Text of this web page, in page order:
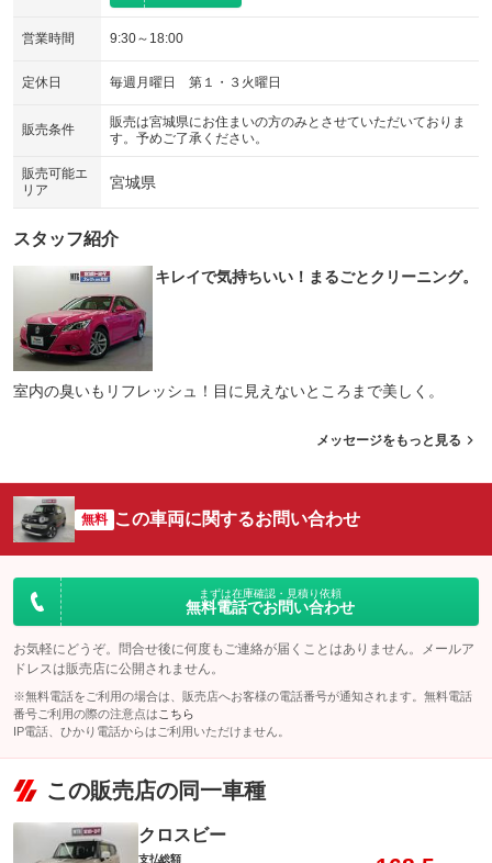
営業時間 9:30～18:00
定休日 毎週月曜日 第１・３火曜日
販売条件
販売は宮城県にお住まいの方のみとさせていただいておりま
す。予めご了承ください。
販売可能エ
リア
宮城県
スタッフ紹介
キレイで気持ちいい！まるごとクリーニング。
室内の臭いもリフレッシュ！目に見えないところまで美しく。
メッセージをもっと見る
無料 この車両に関するお問い合わせ
まずは在庫確認・見積り依頼
無料電話でお問い合わせ
お気軽にどうぞ。問合せ後に何度もご連絡が届くことはありません。メールア
ドレスは販売店に公開されません。
※無料電話をご利用の場合は、販売店へお客様の電話番号が通知されます。無料電話
番号ご利用の際の注意点は こちら
IP電話、ひかり電話からはご利用いただけません。
この販売店の同一車種
クロスビー
支払総額